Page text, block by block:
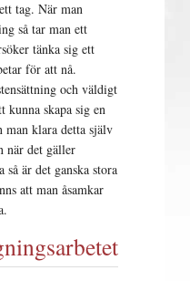
tag. När man
så tar man ett
tänka sig ett
för att nå.
och väldigt
kunna skapa sig en
man klara detta själv
när det gäller
så är det ganska stora
att man åsamkar